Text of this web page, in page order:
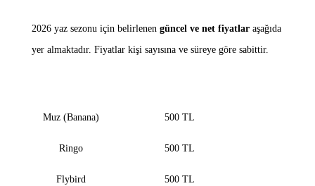
2026 yaz sezonu için belirlenen güncel ve net fiyatlar aşağıda
yer almaktadır. Fiyatlar kişi sayısına ve süreye göre sabittir.
Muz (Banana) 500 TL
Ringo 500 TL
Flybird 500 TL